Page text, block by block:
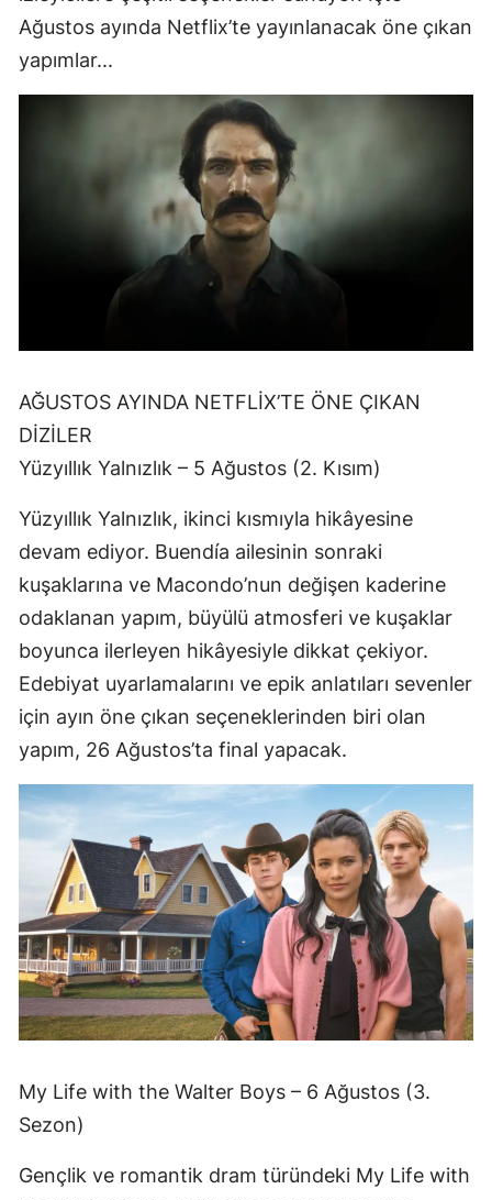
Ağustos ayında Netflix’te yayınlanacak öne çıkan
yapımlar...
AĞUSTOS AYINDA NETFLİX’TE ÖNE ÇIKAN
DİZİLER
Yüzyıllık Yalnızlık – 5 Ağustos (2. Kısım)
Yüzyıllık Yalnızlık, ikinci kısmıyla hikâyesine
devam ediyor. Buendía ailesinin sonraki
kuşaklarına ve Macondo’nun değişen kaderine
odaklanan yapım, büyülü atmosferi ve kuşaklar
boyunca ilerleyen hikâyesiyle dikkat çekiyor.
Edebiyat uyarlamalarını ve epik anlatıları sevenler
için ayın öne çıkan seçeneklerinden biri olan
yapım, 26 Ağustos’ta final yapacak.
My Life with the Walter Boys – 6 Ağustos (3.
Sezon)
Gençlik ve romantik dram türündeki My Life with